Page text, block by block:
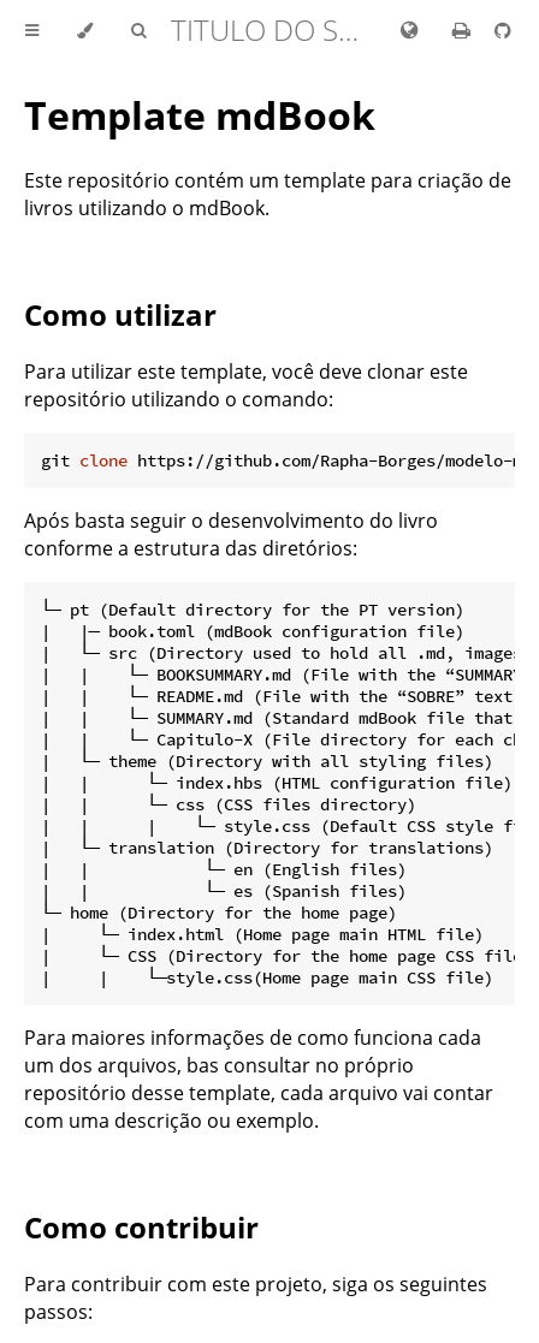
TITULO DO SEU LIVRO AQUI
Template mdBook
Este repositório contém um template para criação de
livros utilizando o mdBook.
Como utilizar
Para utilizar este template, você deve clonar este
repositório utilizando o comando:
git clone
Após basta seguir o desenvolvimento do livro
conforme a estrutura das diretórios:
└─ pt (Default directory for the PT version)
|   |─ book.toml (mdBook configuration file)
|   └─ src (Directory used to hold all .md, images
|   |    └─ BOOKSUMMARY.md (File with the
|   |    └─ README.md (File with the “SOBRE” text)
|   |    └─ SUMMARY.md (Standard mdBook file that
|   |    └─ Capitulo-X (File directory for each
|   └─ theme (Directory with all styling files)
|   |      └─ index.hbs (HTML configuration file)
|   |      └─ css (CSS files directory)
|   |      |    └─ style.css (Default CSS style
|   └─ translation (Directory for translations)
|   |            └─ en (English files)
|   |            └─ es (Spanish files)
└─ home (Directory for the home page)
|     └─ index.html (Home page main HTML file)
|     └─ CSS (Directory for the home page CSS
Para maiores informações de como funciona cada
um dos arquivos, bas consultar no próprio
repositório desse template, cada arquivo vai contar
com uma descrição ou exemplo.
Como contribuir
Para contribuir com este projeto, siga os seguintes
passos: